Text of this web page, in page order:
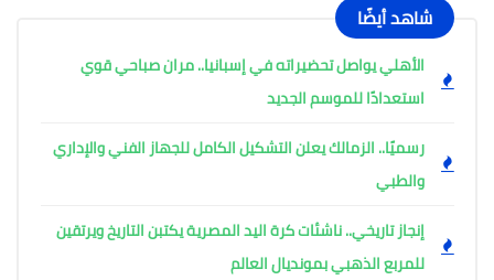
شاهد أيضًا
الأهلي يواصل تحضيراته في إسبانيا.. مران صباحي قوي
استعدادًا للموسم الجديد
رسميًا.. الزمالك يعلن التشكيل الكامل للجهاز الفني والإداري
والطبي
إنجاز تاريخي.. ناشئات كرة اليد المصرية يكتبن التاريخ ويرتقين
للمربع الذهبي بمونديال العالم